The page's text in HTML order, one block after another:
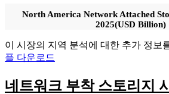
North America Network Attached
2025(USD Billion)
이 시장의 지역 분석에 대한 추가 정보
플 다운로드
네트워크 부착 스토리지